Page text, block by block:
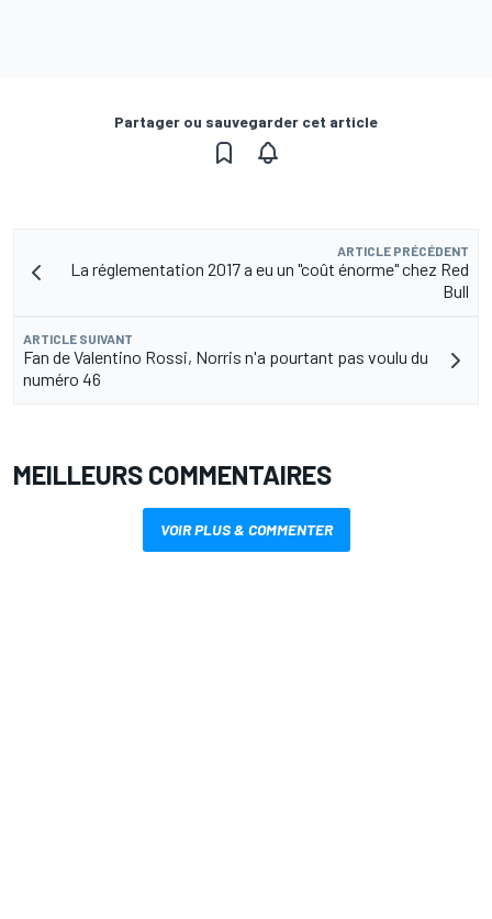
Partager ou sauvegarder cet article
ARTICLE PRÉCÉDENT
La réglementation 2017 a eu un "coût énorme" chez Red
Bull
ARTICLE SUIVANT
Fan de Valentino Rossi, Norris n'a pourtant pas voulu du
numéro 46
MEILLEURS COMMENTAIRES
VOIR PLUS & COMMENTER